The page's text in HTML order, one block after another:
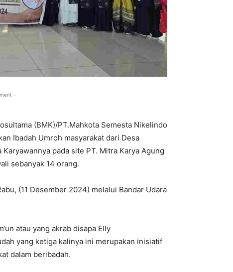
-
(BMK)/PT.Mahkota Semesta Nikelindo
Ibadah Umroh masyarakat dari Desa
pada site PT. Mitra Karya Agung
sebanyak 14 orang.
(11 Desember 2024) melalui Bandar Udara
atau yang akrab disapa Elly
yang ketiga kalinya ini merupakan inisiatif
dalam beribadah.